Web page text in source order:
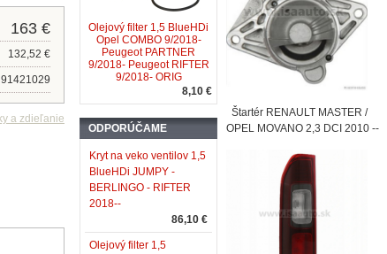
163 €
132,52 €
91421029
Olejový filter 1,5 BlueHDi
Opel COMBO 9/2018-
Peugeot PARTNER
9/2018- Peugeot RIFTER
9/2018- ORIG
8,10 €
ODPORÚČAME
Kryt na veko ventilov 1,5
BlueHDi JUMPY -
BERLINGO - RIFTER
2018--
86,10 €
Olejový filter 1,5
Štartér RENAULT MASTER /
OPEL MOVANO 2,3 DCI 2010 --